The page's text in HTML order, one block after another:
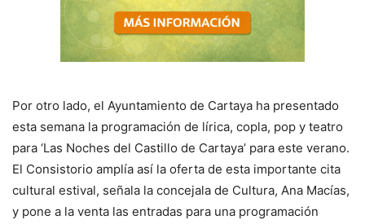
Por otro lado, el Ayuntamiento de Cartaya ha presentado
esta semana la programación de lírica, copla, pop y teatro
para ‘Las Noches del Castillo de Cartaya’ para este verano.
El Consistorio amplía así la oferta de esta importante cita
cultural estival, señala la concejala de Cultura, Ana Macías,
y pone a la venta las entradas para una programación